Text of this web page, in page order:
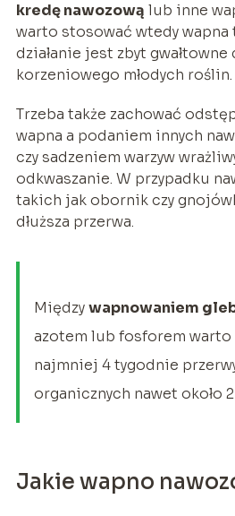
kredę nawozową lub inne
warto stosować wtedy
działanie jest zbyt gwałtowne
korzeniowego młodych roślin.
Trzeba także zachować
wapna a podaniem innych
czy sadzeniem warzyw
odkwaszanie. W przypadku
takich jak obornik czy
dłuższa przerwa.
Międzywapnowaniem
azotem lub fosforem warto
najmniej 4 tygodnie
organicznych nawet około
Jakie wapno